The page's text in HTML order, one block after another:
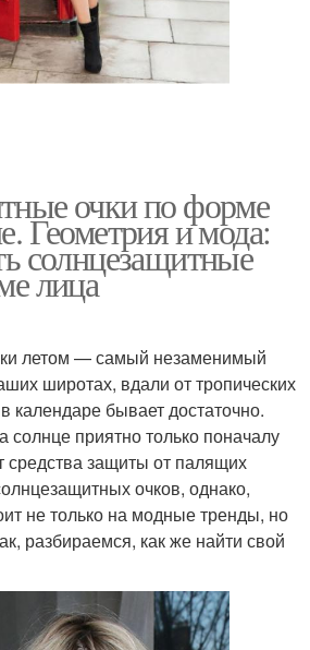
очки по форме
Геометрия и мода:
солнцезащитные
лица
летом — самый незаменимый
широтах, вдали от тропических
календаре бывает достаточно.
солнце приятно только поначалу
защиты от палящих
очков, однако,
не только на модные тренды, но
разбираемся, как же найти свой